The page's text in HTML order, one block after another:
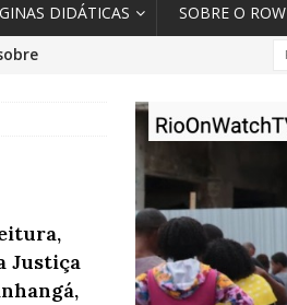
DIDÁTICAS SOBRE O ROW
Justiça